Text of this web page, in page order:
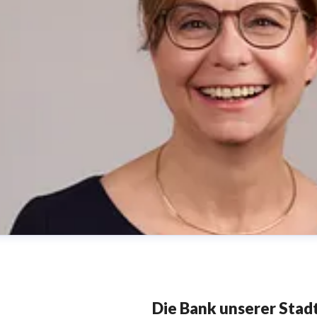
Die Bank unserer